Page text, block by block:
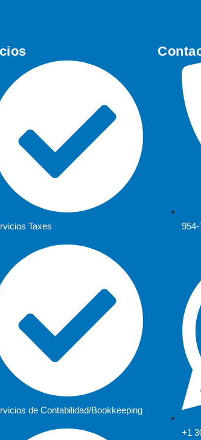
Taxes
de Contabilidad/Bookkeeping
+1